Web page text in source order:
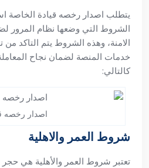
يتطلب اصدار رخصه قيادة الخاصة
الشروط التي وضعها نظام المرور
الامنة، وهذه الشروط يتم التاكد من
خدمات المنصة لضمان نجاح
كالتالي:
اصدار رخصه
شروط العمر والاهلية
تعتبر شروط العمر والأهلية هي حجر